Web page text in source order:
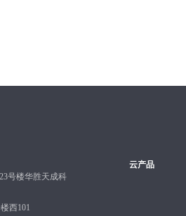
号楼华胜天成科
西101
云产品